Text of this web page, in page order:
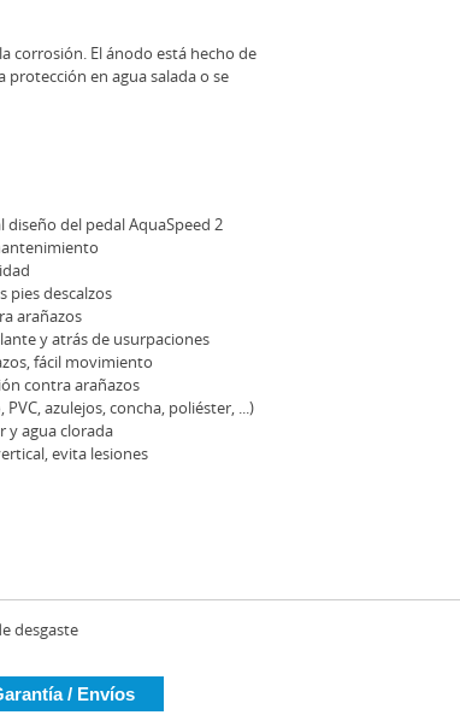
corrosión. El ánodo está hecho de
protección en agua salada o se
diseño del pedal AquaSpeed 2
pies descalzos
arañazos
y atrás de usurpaciones
fácil movimiento
contra arañazos
azulejos, concha, poliéster, ...)
y agua clorada
evita lesiones
desgaste
/ Envíos